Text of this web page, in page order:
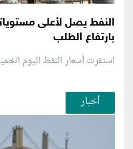
النفط يصل لأعلى
بارتفاع الطلب
استقرت أسعار النفط اليوم
أخبار